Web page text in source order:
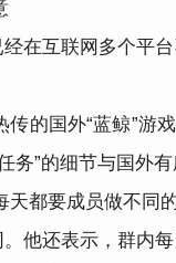
经在互联网多个平
的国外“蓝鲸”游
务”的细节与国外有
天都要成员做不同
。他还表示，群内